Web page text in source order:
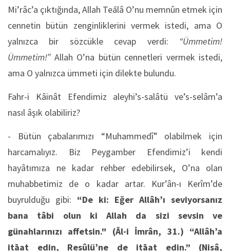
Mi’râc’a çıktığında, Allah Teālâ O’nu memnûn etmek için
cennetin bütün zenginliklerini vermek istedi, ama O
yalnızca bir sözcükle cevap verdi: “Ümmetim!
Ümmetim!”Allah O’na bütün cennetleri vermek istedi,
ama O yalnızca ümmeti için dilekte bulundu.
Fahr-i Kâinât Efendimiz aleyhi’s-salâtü ve’s-selâm’a
nasıl âşık olabiliriz?
- Bütün çabalarımızı “Muhammedî” olabilmek için
harcamalıyız. Biz Peygamber Efendimiz’i kendi
hayâtımıza ne kadar rehber edebilirsek, O’na olan
muhabbetimiz de o kadar artar. Kur’ân-ı Kerîm’de
buyrulduğu gibi: “De ki: Eğer Allâh’ı seviyorsanız
bana tâbi olun ki Allah da sizi sevsin ve
günahlarınızı affetsin." (Âl-i İmrân, 31.) “Allâh’a
itāat edin, Resûlü’ne de itāat edin.” (Nisâ,